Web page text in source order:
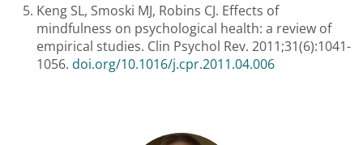
Keng SL, Smoski MJ, Robins CJ. Effects of
mindfulness on psychological health: a review of
empirical studies. Clin Psychol Rev. 2011;31(6):1041-
1056. doi.org/10.1016/j.cpr.2011.04.006